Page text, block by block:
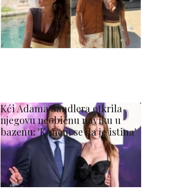
Kći Adama Sandlera otkrila
njegovu neobičnu naviku u
bazenu: 'Kunem se da je istina'